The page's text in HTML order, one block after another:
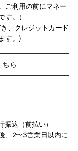
ご利用の前にマネー
す。）
、クレジットカード
す。)
ら
込（前払い）
、2〜3営業日以内に